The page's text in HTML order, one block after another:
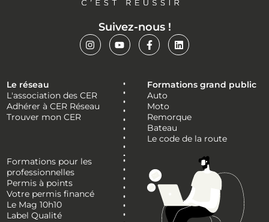
Suivez-nous !
Le réseau
L'association des CER
Adhérer à CER Réseau
Trouver mon CER
Formations grand public
Auto
Moto
Remorque
Bateau
Le code de la route
Formations pour les
professionnelles
Permis à points
Votre permis financé
Le Mag 10h10
Label Qualité